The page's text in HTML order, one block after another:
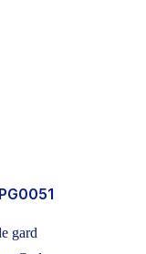
gard